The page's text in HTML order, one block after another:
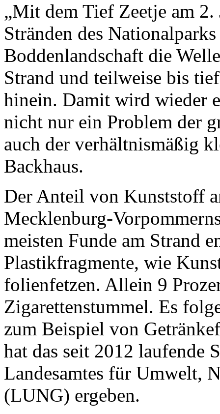
„Mit dem Tief Zeetje am 2.
Stränden des
Boddenlandschaft die
Strand und teilweise bis
hinein. Damit wird wieder
nicht nur ein Problem der
auch der verhältnismäßig
Backhaus.
Der Anteil von Kunststoff
Mecklenburg-
meisten Funde am Strand
Plastikfragmente, wie
folienfetzen. Allein 9
Zigarettenstummel. Es
zum Beispiel von
hat das seit 2012 laufende
Landesamtes für Umwelt,
(LUNG) ergeben.